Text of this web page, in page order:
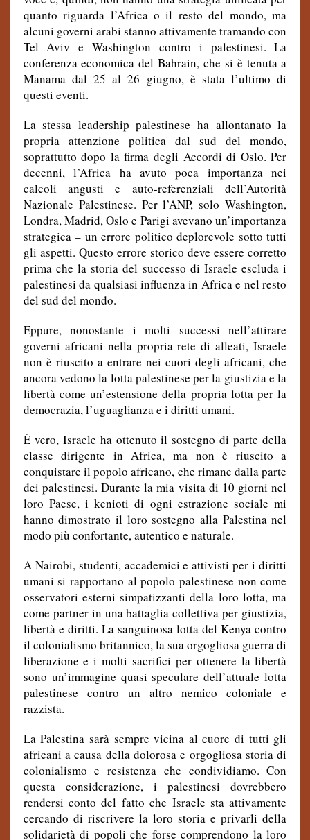
quanto riguarda l’Africa o il resto del mondo, ma
alcuni governi arabi stanno attivamente tramando con
Tel Aviv e Washington contro i palestinesi. La
conferenza economica del Bahrain, che si è tenuta a
Manama dal 25 al 26 giugno, è stata l’ultimo di
questi eventi.
La stessa leadership palestinese ha allontanato la
propria attenzione politica dal sud del mondo,
soprattutto dopo la firma degli Accordi di Oslo. Per
decenni, l’Africa ha avuto poca importanza nei
calcoli angusti e auto-referenziali dell’Autorità
Nazionale Palestinese. Per l’ANP, solo Washington,
Londra, Madrid, Oslo e Parigi avevano un’importanza
strategica – un errore politico deplorevole sotto tutti
gli aspetti. Questo errore storico deve essere corretto
prima che la storia del successo di Israele escluda i
palestinesi da qualsiasi influenza in Africa e nel resto
del sud del mondo.
Eppure, nonostante i molti successi nell’attirare
governi africani nella propria rete di alleati, Israele
non è riuscito a entrare nei cuori degli africani, che
ancora vedono la lotta palestinese per la giustizia e la
libertà come un’estensione della propria lotta per la
democrazia, l’uguaglianza e i diritti umani.
È vero, Israele ha ottenuto il sostegno di parte della
classe dirigente in Africa, ma non è riuscito a
conquistare il popolo africano, che rimane dalla parte
dei palestinesi. Durante la mia visita di 10 giorni nel
loro Paese, i kenioti di ogni estrazione sociale mi
hanno dimostrato il loro sostegno alla Palestina nel
modo più confortante, autentico e naturale.
A Nairobi, studenti, accademici e attivisti per i diritti
umani si rapportano al popolo palestinese non come
osservatori esterni simpatizzanti della loro lotta, ma
come partner in una battaglia collettiva per giustizia,
libertà e diritti. La sanguinosa lotta del Kenya contro
il colonialismo britannico, la sua orgogliosa guerra di
liberazione e i molti sacrifici per ottenere la libertà
sono un’immagine quasi speculare dell’attuale lotta
palestinese contro un altro nemico coloniale e
razzista.
La Palestina sarà sempre vicina al cuore di tutti gli
africani a causa della dolorosa e orgogliosa storia di
colonialismo e resistenza che condividiamo. Con
questa considerazione, i palestinesi dovrebbero
rendersi conto del fatto che Israele sta attivamente
cercando di riscrivere la loro storia e privarli della
solidarietà di popoli che forse comprendono la loro